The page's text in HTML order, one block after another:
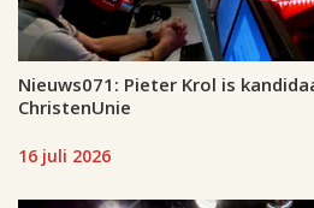
Nieuws071: Pieter Krol is
ChristenUnie
16 juli 2026